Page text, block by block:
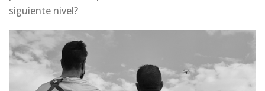
siguiente nivel?